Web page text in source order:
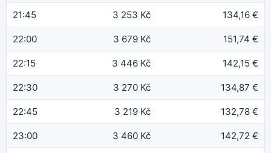
21:45 3 253 Kč 134,16 €
22:00 3 679 Kč 151,74 €
22:15 3 446 Kč 142,15 €
22:30 3 270 Kč 134,87 €
22:45 3 219 Kč 132,78 €
23:00 3 460 Kč 142,72 €